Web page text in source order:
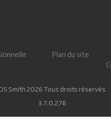
Plan du site
DS Smith 2026 Tous droits réservés
3.7.0.276